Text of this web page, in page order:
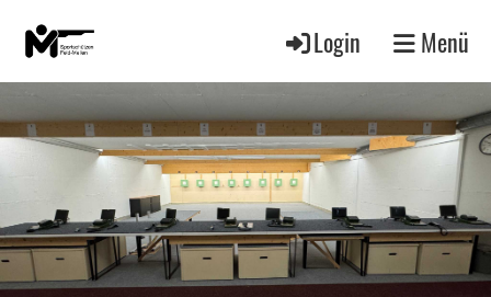
Login Menü